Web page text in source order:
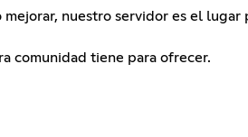
nuestro servidor es el
comunidad tiene para ofrecer.